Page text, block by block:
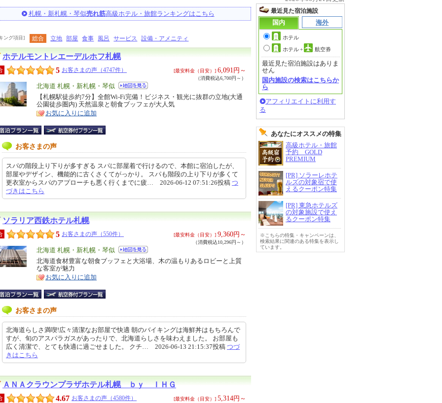
札幌・新札幌・琴似売れ筋高級ホテル・旅館ランキングはこちら
ング項目] 総合 立地 部屋 食事 風呂 サービス 設備・アメニティ
ホテルモントレエーデルホフ札幌
5 お客さまの声（4747件） [最安料金（目安）] 6,091 円～
（消費税込6,700円～）
エ
リ
ア
北海道 札幌・新札幌・琴似
特
徴
【札幌駅徒歩約7分】全館Wi-Fi完備！ビジネス・観光に抜群の立地(大通
公園徒歩圏内) 天然温泉と朝食ブッフェが大人気
お気に入りに追加
お客さまの声
スパの階段上り下りが多すぎる スパに部屋着で行けるので、本館に宿泊したが、
部屋やデザイン、機能的に古くさくてがっかり。 スパも階段の上り下りが多くて
更衣室からスパのアプローチも悪く行くまでに疲… 2026-06-12 07:51:26投稿 つ
づきはこちら
ソラリア西鉄ホテル札幌
5 お客さまの声（550件） [最安料金（目安）] 9,360円～
（消費税込10,296円～）
エ
リ
ア
北海道 札幌・新札幌・琴似
特
徴
北海道食材豊富な朝食ブッフェと大浴場、木の温もりあるロビーと上質
な客室が魅力
お気に入りに追加
お客さまの声
北海道らしさ満喫!広々清潔なお部屋で快適 朝のバイキングは海鮮丼はもちろんで
すが、旬のアスパラガスがあったりで、北海道らしさを味わえました。 お部屋も
広く清潔で、とても快適に過ごせました。 クチ… 2026-06-13 21:15:37投稿 つづ
きはこちら
ＡＮＡクラウンプラザホテル札幌 ｂｙ ＩＨＧ
4.67 お客さまの声（4580件） [最安料金（目安）] 5,314円～
最近見た宿泊施設
国内
海外
ホテル
ホテル+ 航空券
最近見た宿泊施設はありま
せん
国内施設の検索はこちらか
ら
アフィリエイトに利用す
る
あなたにオススメの特集
高級ホテル・旅館
予約 GOLD
PREMIUM
[PR] ソラーレホテ
ルズの対象宿で使
えるクーポン特集
[PR] 東急ホテルズ
の対象施設で使え
るクーポン特集
※こちらの特集・キャンペーンは、
検索結果に関連のある特集を表示し
ています。